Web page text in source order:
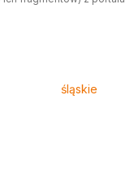
śląskie